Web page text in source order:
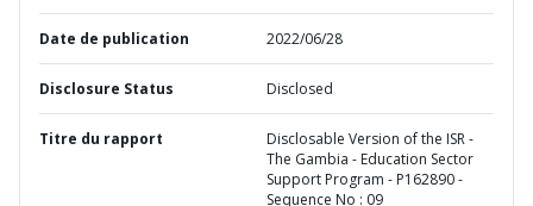
Date de publication 2022/06/28
Disclosure Status Disclosed
Titre du rapport
Disclosable Version of the ISR -
The Gambia - Education Sector
Support Program - P162890 -
Sequence No : 09